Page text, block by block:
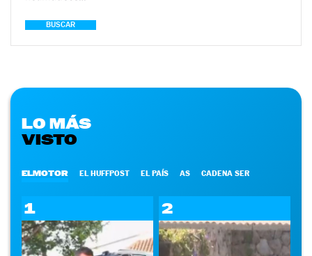
BUSCAR
LO MÁS
VISTO
ELMOTOR EL HUFFPOST EL PAÍS AS CADENA SER
1 2